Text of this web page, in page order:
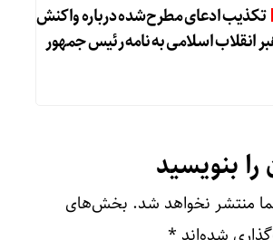
تکذیب ادعای مطرح‌شده درباره واکنش
انقلاب اسلامی به نامه رئیس جمهور
بنویسید
منتشر نخواهد شد. بخش‌های